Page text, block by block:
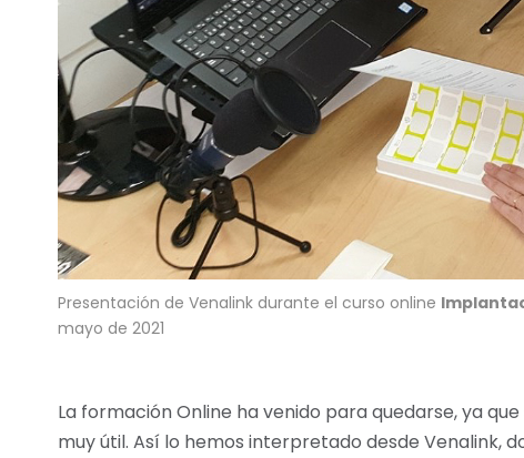
Presentación de Venalink durante el curso online
mayo de 2021
La formación Online ha venido para quedarse, ya
muy útil. Así lo hemos interpretado desde Venalink,